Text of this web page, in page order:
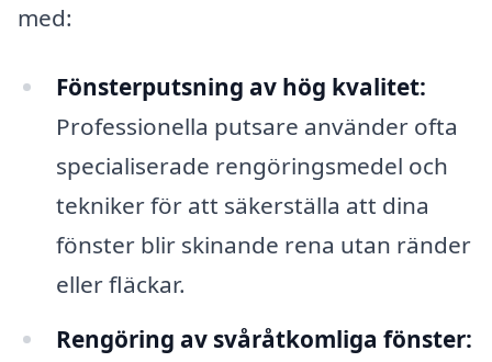
med:
Fönsterputsning av hög kvalitet:
Professionella putsare använder ofta
specialiserade rengöringsmedel och
tekniker för att säkerställa att dina
fönster blir skinande rena utan ränder
eller fläckar.
Rengöring av svåråtkomliga fönster: